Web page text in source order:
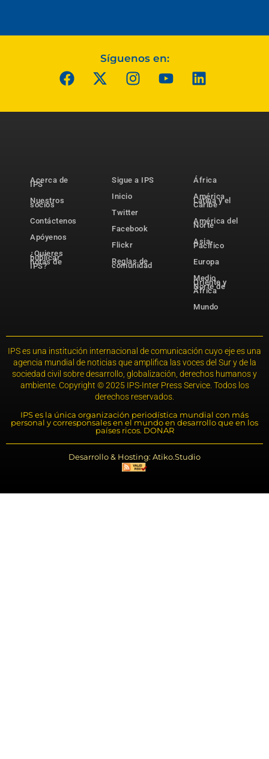
Síguenos en:
Acerca de
IPS
Nuestros
socios
Contáctenos
Apóyenos
¿Quieres
publicar
notas de
IPS?
Sigue a IPS
Inicio
Twitter
Facebook
Flickr
Reglas de
comunidad
África
América
Latina y el
Caribe
América del
Norte
Asia-
Pacífico
Europa
Medio
Oriente y
Norte de
África
Mundo
IPS es una institución internacional de comunicación cuyo eje es una
agencia mundial de noticias que amplifica las voces del Sur y de la
sociedad civil sobre desarrollo, globalización, derechos humanos y
ambiente. Copyright © 2025 IPS-Inter Press Service. Todos los
derechos reservados.
IPS es la única organización periodística mundial con más
personal y corresponsales en el mundo en desarrollo que en los
países ricos. DONAR
Desarrollo & Hosting: Atiko.Studio